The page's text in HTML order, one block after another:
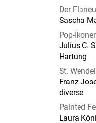
Der
Sascha
Pop-
Julius C.
Hartung
St.
Franz
diverse
Painted
Laura